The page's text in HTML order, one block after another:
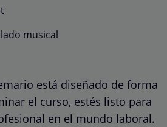
musical
está diseñado de forma
el curso, estés listo para
en el mundo laboral.